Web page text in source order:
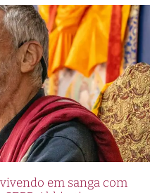
em sanga com